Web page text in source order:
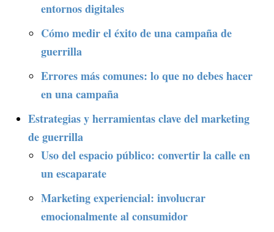
entornos digitales
Cómo medir el éxito de una campaña de
guerrilla
Errores más comunes: lo que no debes hacer
en una campaña
Estrategias y herramientas clave del marketing
de guerrilla
Uso del espacio público: convertir la calle en
un escaparate
Marketing experiencial: involucrar
emocionalmente al consumidor